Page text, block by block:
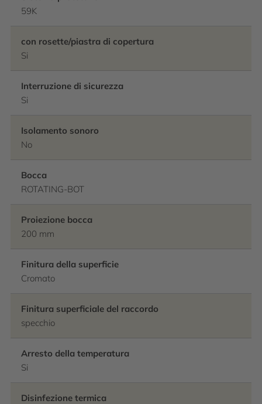
59K
con rosette/piastra di copertura
Si
Interruzione di sicurezza
Si
Isolamento sonoro
No
Bocca
ROTATING-BOT
Proiezione bocca
200 mm
Finitura della superficie
Cromato
Finitura superficiale del raccordo
specchio
Arresto della temperatura
Si
Disinfezione termica